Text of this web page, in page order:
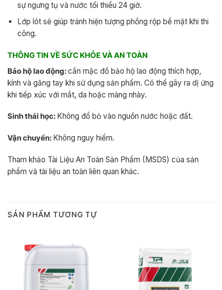
sự ngưng tụ và nước tối thiểu 24 giờ.
Lớp lót sẽ giúp tránh hiện tượng phồng rộp bề mặt khi thi
công.
THÔNG TIN VỀ SỨC KHỎE VÀ AN TOÀN
Bảo hộ lao động:cần mặc đồ bảo hộ lao động thích hợp,
kính và găng tay khi sử dụng sản phẩm. Có thể gây ra dị ứng
khi tiếp xúc với mắt, da hoặc màng nhày.
Sinh thái học: Không đổ bỏ vào nguồn nước hoặc đất.
Vận chuyển: Không nguy hiểm.
Tham khảo Tài Liệu An Toàn Sản Phẩm (MSDS) của sản
phẩm và tài liệu an toàn liên quan khác.
SẢN PHẨM TƯƠNG TỰ